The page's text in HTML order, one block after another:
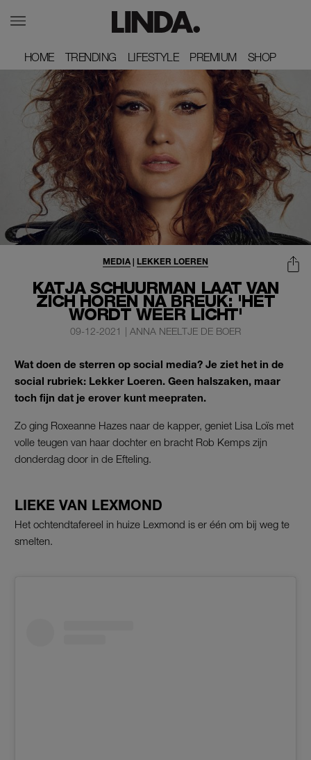
HOME
HOME TRENDING
TRENDING LIFESTYLE
LIFESTYLE PREMIUM
PREMIUM SHOP
SHOP
KATJA SCHUURMAN LAAT VAN
ZICH HOREN NA BREUK: 'HET
WORDT WEER LICHT'
MEDIA | LEKKER LOEREN
09-12-2021 | ANNA NEELTJE DE BOER
Wat doen de sterren op social media? Je ziet het in de
social rubriek: Lekker Loeren. Geen halszaken, maar
toch fijn dat je erover kunt meepraten.
Zo ging Roxeanne Hazes naar de kapper, geniet Lisa Loïs met
volle teugen van haar dochter en bracht Rob Kemps zijn
donderdag door in de Efteling.
LIEKE VAN LEXMOND
Het ochtendtafereel in huize Lexmond is er één om bij weg te
smelten.